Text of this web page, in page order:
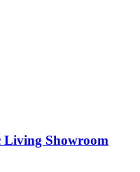
Showroom